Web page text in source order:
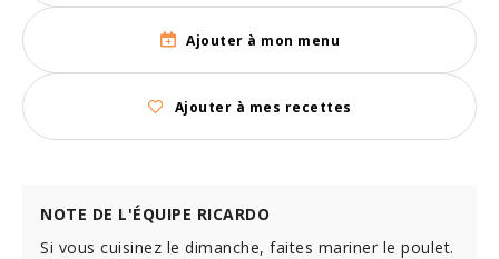
Ajouter à mon menu
Ajouter à mes recettes
NOTE DE L'ÉQUIPE RICARDO
Si vous cuisinez le dimanche, faites mariner le poulet.